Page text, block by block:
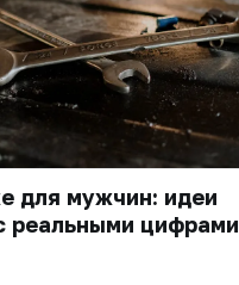
для мужчин: идеи
реальными цифрами